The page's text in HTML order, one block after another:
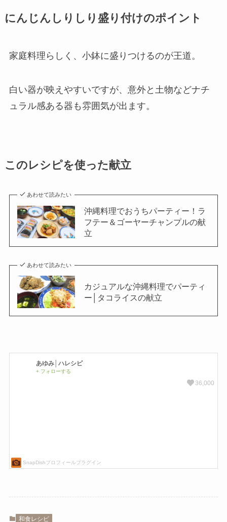
にんじんしりしり盛り付けのポイント
家庭料理らしく、小鉢に盛りつけるのが王道。
白い器が映えやすいですが、意外と土物などナチ
ュラル感ある器も雰囲気が出ます。
このレシピを使った献立
あわせて読みたい
沖縄料理でおうちパーティー！ラ
フテー＆ゴーヤーチャンプルの献
立
あわせて読みたい
カジュアルな沖縄料理でパーティ
ー│タコライスの献立
和食レシピ